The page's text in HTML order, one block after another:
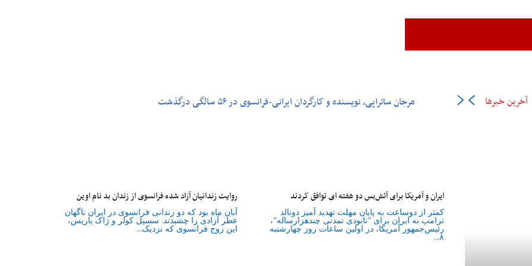
آخرین خبرها مرجان ساتراپی، نویسنده و کارگردان ایرانی-فرانسوی در ۵۶ سالگی درگذشت
روایت زندانیان آزاد شده فرانسوی از زندان ‌بد نام اوین
آبان‌‌ ماه بود که دو زندانی فرانسوی در ایران ناگهان
عطر آزادی را چشیدند. سسیل کولر و ژاک پاریس،
این زوج فرانسوی که نزدیک...
ایران و آمریکا برای آتش‌بس دو هفته‌ ای توافق کردند
کمتر از دوساعت به پایان مهلت تهدید آمیز دونالد
ترامپ به ایران برای "نابودی تمدنی چندهزارساله"،
رئیس‌جمهور آمریکا، در اولین ساعات روز چهارشنبه
۸...